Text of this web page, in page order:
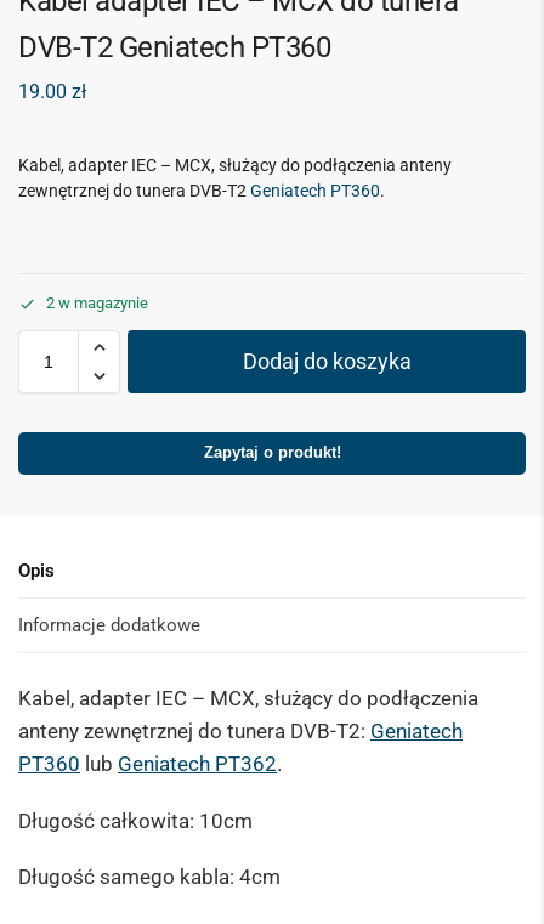
DVB-T2 Geniatech PT360
19.00 zł
Kabel, adapter IEC – MCX, służący do podłączenia anteny
zewnętrznej do tunera DVB-T2 Geniatech PT360.
2 w magazynie
Dodaj do koszyka
Zapytaj o produkt!
Opis
Informacje dodatkowe
Kabel, adapter IEC – MCX, służący do podłączenia
anteny zewnętrznej do tunera DVB-T2: Geniatech
PT360 lub Geniatech PT362.
Długość całkowita: 10cm
Długość samego kabla: 4cm